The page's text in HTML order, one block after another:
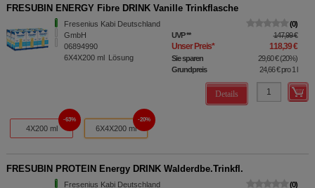
FRESUBIN ENERGY Fibre DRINK Vanille Trinkflasche
Fresenius Kabi Deutschland
GmbH
06894990
6X4X200 ml Lösung
0
UVP** 147,99 €
Unser Preis* 118,39 €
Sie sparen 29,60 €(20%)
Grundpreis
24,66 €pro 1 l
Details
4X200 ml
63%
6X4X200 ml
20%
FRESUBIN PROTEIN Energy DRINK Walderdbe.Trinkfl.
Fresenius Kabi Deutschland
0